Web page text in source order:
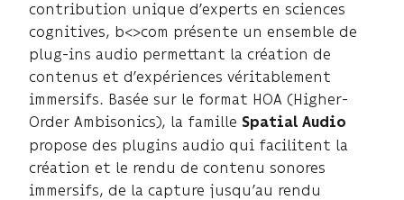
contribution unique d’experts en sciences
cognitives, b<>com présente un ensemble de
plug-ins audio permettant la création de
contenus et d’expériences véritablement
immersifs. Basée sur le format HOA (Higher-
Order Ambisonics), la famille Spatial Audio
propose des plugins audio qui facilitent la
création et le rendu de contenu sonores
immersifs, de la capture jusqu’au rendu